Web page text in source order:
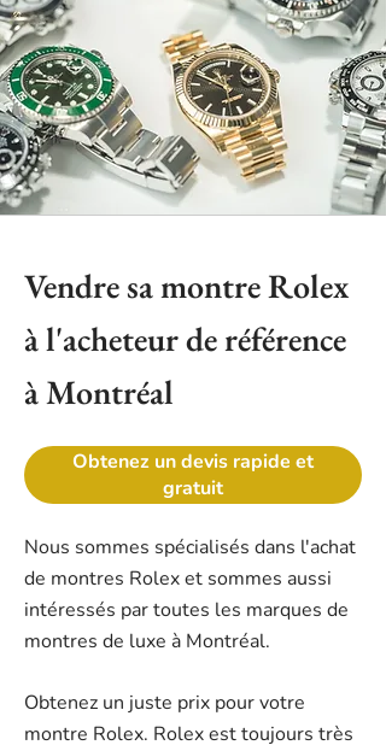
Vendre sa montre Rolex
à l'acheteur de référence
à Montréal
Obtenez un devis rapide et
gratuit
Nous sommes spécialisés dans l'achat
de montres Rolex et sommes aussi
intéressés par toutes les marques de
montres de luxe à Montréal.
Obtenez un juste prix pour votre
montre Rolex. Rolex est toujours très